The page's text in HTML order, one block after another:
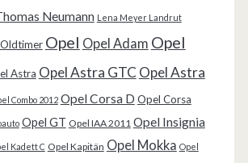
Neumann Lena Meyer Landrut
Oldtimer Opel Opel Adam Opel
Astra Opel Astra GTC Opel Astra
Combo 2012 Opel Corsa D Opel Corsa
Opel GT Opel IAA 2011 Opel Insignia
Kadett C Opel Kapitän Opel Mokka Opel